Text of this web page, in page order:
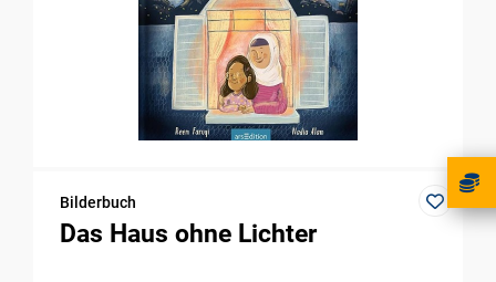
Bilderbuch
Das Haus ohne Lichter